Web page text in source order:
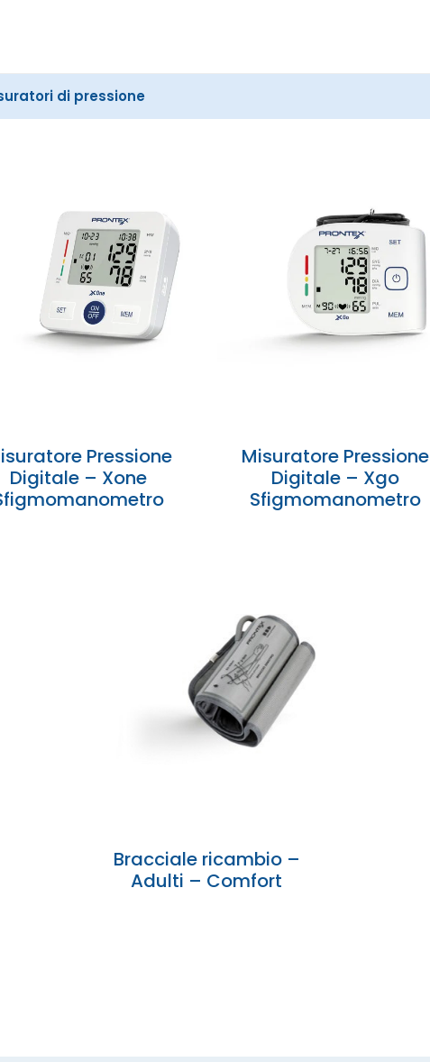
sito
di pressione
Pressione
Digitale – Xone
Misuratore Pressione
Digitale – Xgo
Sfigmomanometro
Bracciale ricambio –
Adulti – Comfort